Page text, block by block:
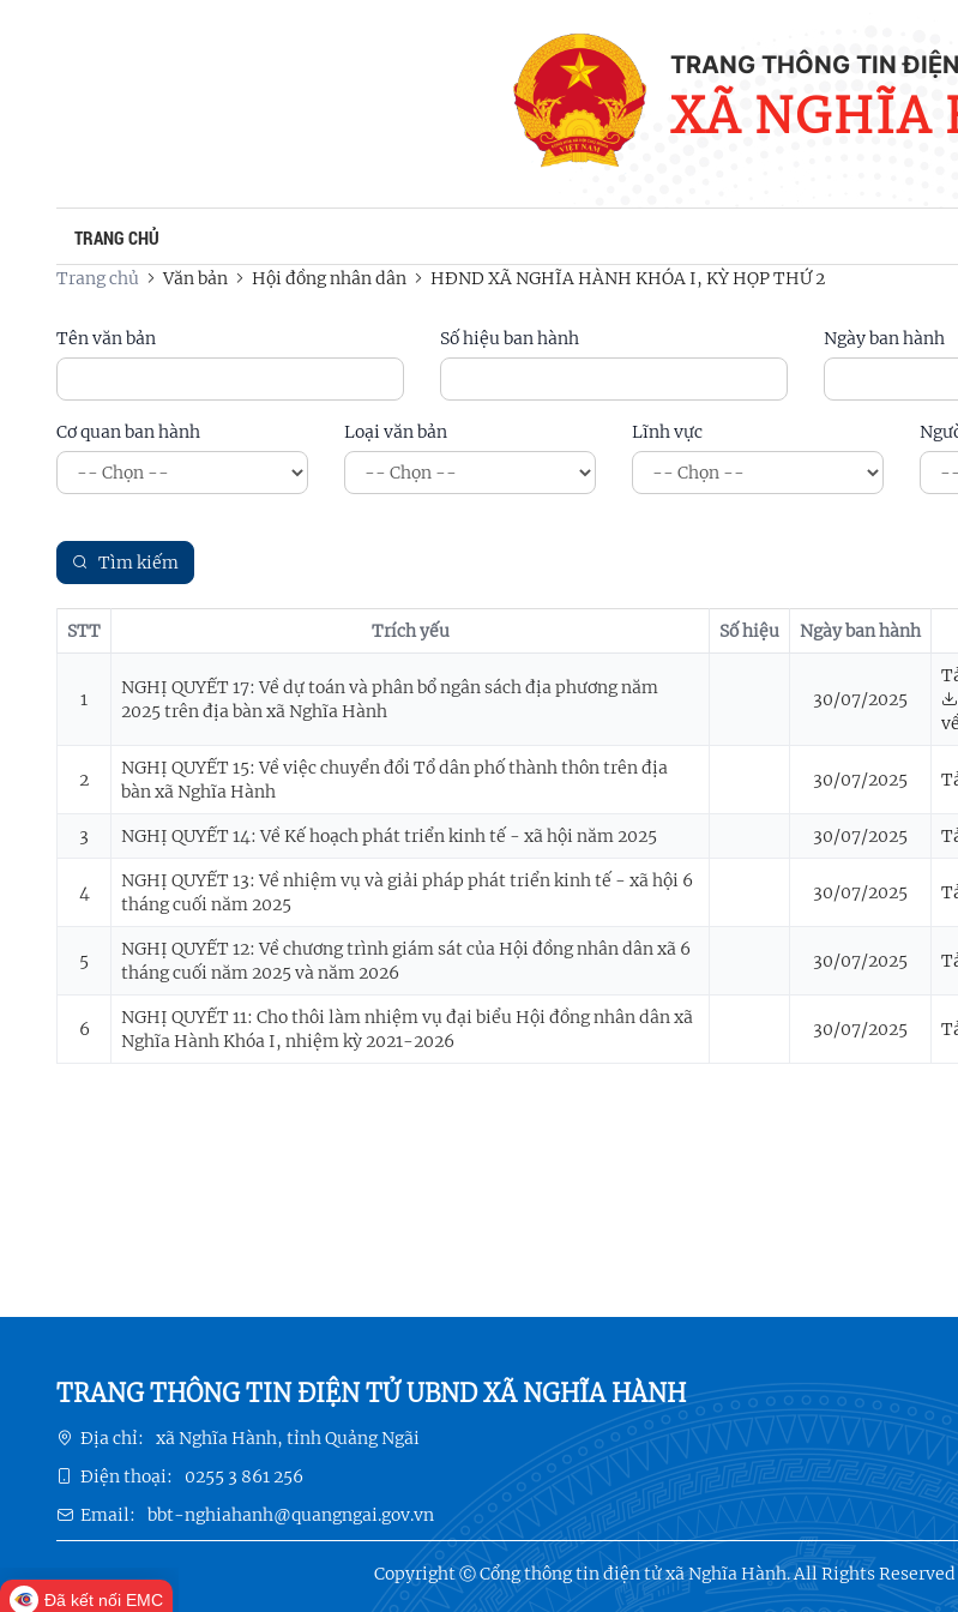
TRANG THÔNG TIN
XÃ NGHĨA
TRANG CHỦ
Trang chủ Văn bản Hội đồng nhân dân HĐND XÃ NGHĨA HÀNH KHÓA I, KỲ HỌP THỨ 2
Tên văn bản Số hiệu ban hành Ngày ban hành
Cơ quan ban hành Loại văn bản Lĩnh vực
Tìm kiếm
STT Trích yếu Số hiệu Ngày ban hành
1
NGHỊ QUYẾT 17: Về dự toán và phân bổ ngân sách địa phương năm
2025 trên địa bàn xã Nghĩa Hành
30/07/2025
về
2
NGHỊ QUYẾT 15: Về việc chuyển đổi Tổ dân phố thành thôn trên địa
bàn xã Nghĩa Hành
30/07/2025
3 NGHỊ QUYẾT 14: Về Kế hoạch phát triển kinh tế - xã hội năm 2025 30/07/2025
4
NGHỊ QUYẾT 13: Về nhiệm vụ và giải pháp phát triển kinh tế - xã hội 6
tháng cuối năm 2025
30/07/2025
5
NGHỊ QUYẾT 12: Về chương trình giám sát của Hội đồng nhân dân xã 6
tháng cuối năm 2025 và năm 2026
30/07/2025
6
NGHỊ QUYẾT 11: Cho thôi làm nhiệm vụ đại biểu Hội đồng nhân dân xã
Nghĩa Hành Khóa I, nhiệm kỳ 2021-2026
30/07/2025
TRANG THÔNG TIN ĐIỆN TỬ UBND XÃ NGHĨA HÀNH
Địa chỉ:
xã Nghĩa Hành, tỉnh Quảng Ngãi
Điện thoại:
0255 3 861 256
Email:
bbt-nghiahanh@quangngai.gov.vn
Copyright Ⓒ Cổng thông tin điện tử xã Nghĩa Hành. All Rights Reserved
Đã kết nối EMC